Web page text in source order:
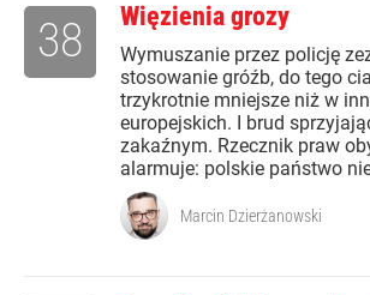
Więzienia grozy
Wymuszanie przez policję
stosowanie gróźb, do tego
trzykrotnie mniejsze niż w
europejskich. I brud
zakaźnym. Rzecznik praw
alarmuje: polskie państwo
38
Marcin Dzierżanowski